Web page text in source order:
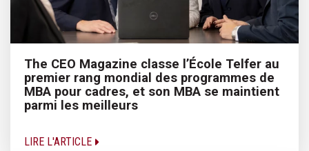
The CEO Magazine classe l’École Telfer au
premier rang mondial des programmes de
MBA pour cadres, et son MBA se maintient
parmi les meilleurs
LIRE L'ARTICLE